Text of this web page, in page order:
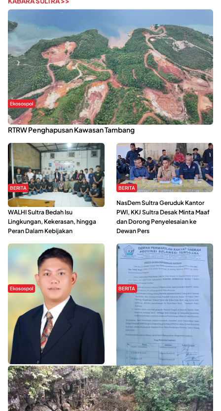
Ekosospol
Kabaena Menanti Kepastian Pemulihan Lingkungan Usai Revisi
RTRW Penghapusan Kawasan Tambang
BERITA
Refleksi Gerakan Perempuan,
WALHI Sultra Bedah Isu
Lingkungan, Kekerasan, hingga
Peran Dalam Kebijakan
BERITA
NasDem Sultra Geruduk Kantor
PWI, KKJ Sultra Desak Minta Maaf
dan Dorong Penyelesaian ke
Dewan Pers
Ekosospol
Slogan Pemberdayaan Lokal
Dinilai Hanya Pemanis, Tokoh
Pemuda Wilalang Kritik Dominasi
Orang Luar
BERITA
Hipmawani Bersama DPRD Sultra
Sepakati RDP Perihal IUP
Pertambangan di Pulau Wawonii
WISATA SULTRA >>